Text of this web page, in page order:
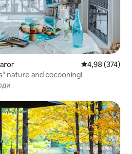
Середня
4,98 (374)
nature and cocooning!